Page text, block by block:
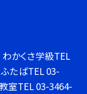
かくさ学級TEL
たばTEL 03-
室TEL 03-3464-